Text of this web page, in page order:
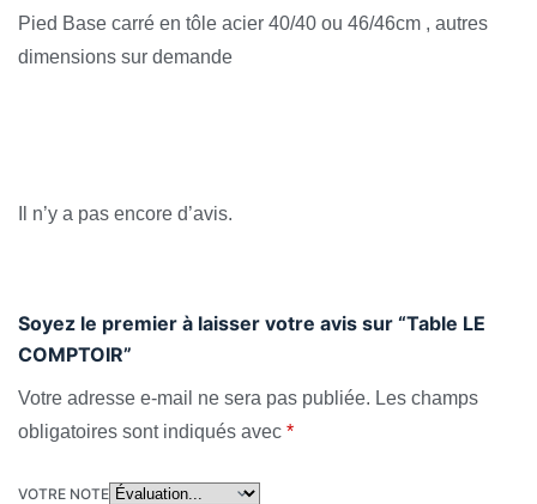
Pied Base carré en tôle acier 40/40 ou 46/46cm , autres
dimensions sur demande
Il n’y a pas encore d’avis.
Soyez le premier à laisser votre avis sur “Table LE
COMPTOIR”
Votre adresse e-mail ne sera pas publiée. Les champs
obligatoires sont indiqués avec *
VOTRE NOTE